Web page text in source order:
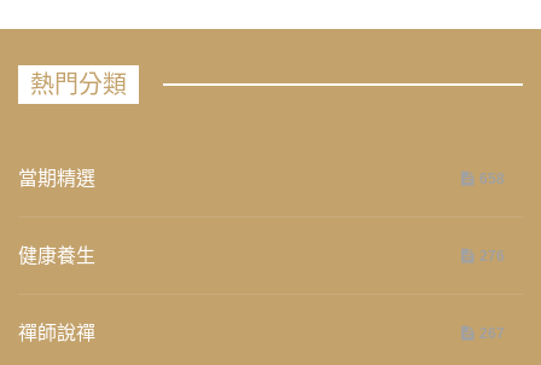
熱門分類
當期精選 658
健康養生 276
禪師說禪 267